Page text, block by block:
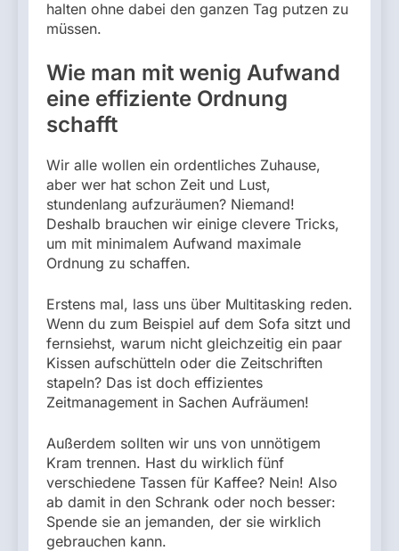
halten ohne dabei den ganzen Tag putzen zu
müssen.
Wie man mit wenig Aufwand
eine effiziente Ordnung
schafft
Wir alle wollen ein ordentliches Zuhause,
aber wer hat schon Zeit und Lust,
stundenlang aufzuräumen? Niemand!
Deshalb brauchen wir einige clevere Tricks,
um mit minimalem Aufwand maximale
Ordnung zu schaffen.
Erstens mal, lass uns über Multitasking reden.
Wenn du zum Beispiel auf dem Sofa sitzt und
fernsiehst, warum nicht gleichzeitig ein paar
Kissen aufschütteln oder die Zeitschriften
stapeln? Das ist doch effizientes
Zeitmanagement in Sachen Aufräumen!
Außerdem sollten wir uns von unnötigem
Kram trennen. Hast du wirklich fünf
verschiedene Tassen für Kaffee? Nein! Also
ab damit in den Schrank oder noch besser:
Spende sie an jemanden, der sie wirklich
gebrauchen kann.